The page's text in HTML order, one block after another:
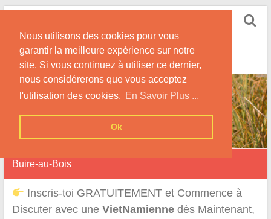
Nous utilisons des cookies pour vous
garantir la meilleure expérience sur notre
site. Si vous continuez à utiliser ce dernier,
nous considérerons que vous acceptez
l'utilisation des cookies. En Savoir Plus ...
Ok
Skip
contentVietnamienne
Rencontre une Célibataire Originaire du VietNam !
Buire-au-Bois
Inscris-toi GRATUITEMENT et Commence à
Discuter avec une VietNamiennedès Maintenant,